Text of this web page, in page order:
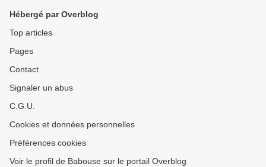
Hébergé par Overblog
Top articles
Pages
Contact
Signaler un abus
C.G.U.
Cookies et données personnelles
Préférences cookies
Voir le profil de Babouse sur le portail Overblog